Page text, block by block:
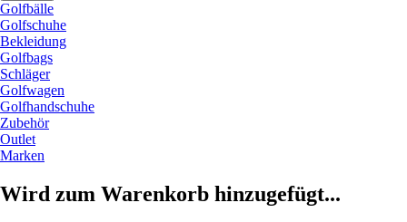
Golfbälle
Golfschuhe
Bekleidung
Golfbags
Schläger
Golfwagen
Golfhandschuhe
Zubehör
Outlet
Marken
Wird zum Warenkorb hinzugefügt...